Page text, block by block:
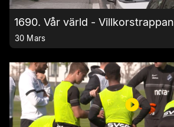
1690. Vår värld - Villkorstrappan
30 Mars